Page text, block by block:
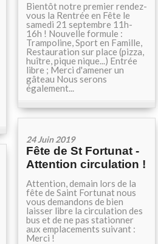
Bientôt notre premier rendez-
vous la Rentrée en Fête le
samedi 21 septembre 11h-
16h ! Nouvelle formule :
Trampoline, Sport en Famille,
Restauration sur place (pizza,
huître, pique nique...) Entrée
libre ; Merci d'amener un
gâteau Nous serons
également...
24 Juin 2019
Fête de St Fortunat -
Attention circulation !
Attention, demain lors de la
fête de Saint Fortunat nous
vous demandons de bien
laisser libre la circulation des
bus et de ne pas stationner
aux emplacements suivant :
Merci !